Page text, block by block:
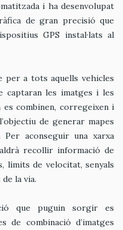
i ha desenvolupat
de gran precisió que
GPS instal·lats al
per a tots aquells vehicles
captaran les imatges i les
es combinen, corregeixen i
de generar mapes
aconseguir una xarxa
recollir informació de
límits de velocitat, senyals
la via.
que puguin sorgir es
de combinació d’imatges